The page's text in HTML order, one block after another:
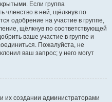
Если группа
членство в ней, щёлкнув по
одобрение на участие в группе,
щёлкнув по соответствующей
ваше участие в группе и
Пожалуйста, не
ваш запрос; у него могут
их создании администраторами